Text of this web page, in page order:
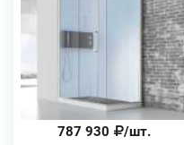
787 930 /шт.